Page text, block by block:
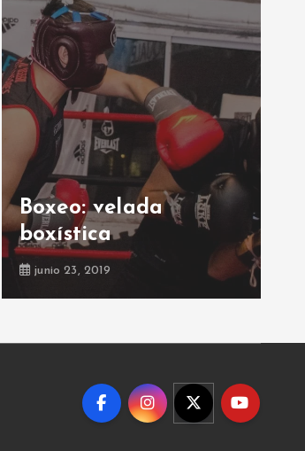
Boxeo: velada
boxística
junio 23, 2019